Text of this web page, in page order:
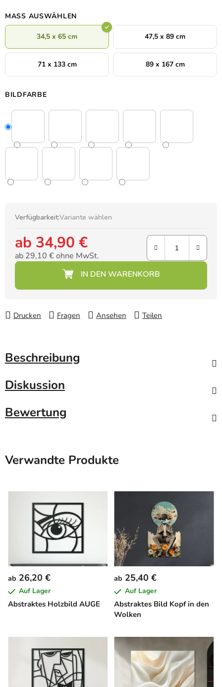
MASS AUSWÄHLEN
34,5 x 65 cm 47,5 x 89 cm
71 x 133 cm 89 x 167 cm
BILDFARBE
Verfügbarkeit:Variante wählen
ab 34,90 €
ab 29,10 €ohne MwSt.
Verkaufspreis:
Drucken Fragen Ansehen Teilen
Beschreibung
Diskussion
Bewertung
Verwandte Produkte
Abstraktes Holzbild AUGE
ab 26,20 €
Auf Lager
Abstraktes Bild Kopf in den
Wolken
ab 25,40 €
Auf Lager